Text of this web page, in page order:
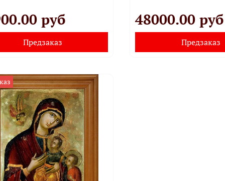
руб
Предзаказ
48000.00 руб
Предзаказ